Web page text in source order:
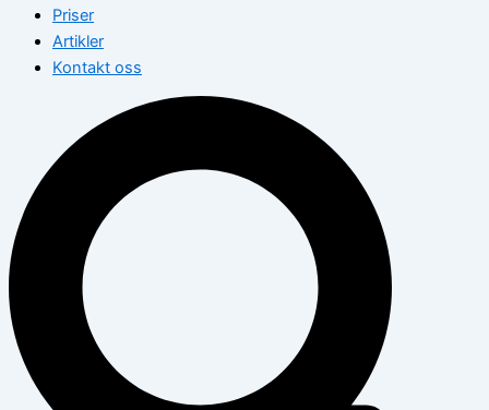
Priser
Artikler
Kontakt oss